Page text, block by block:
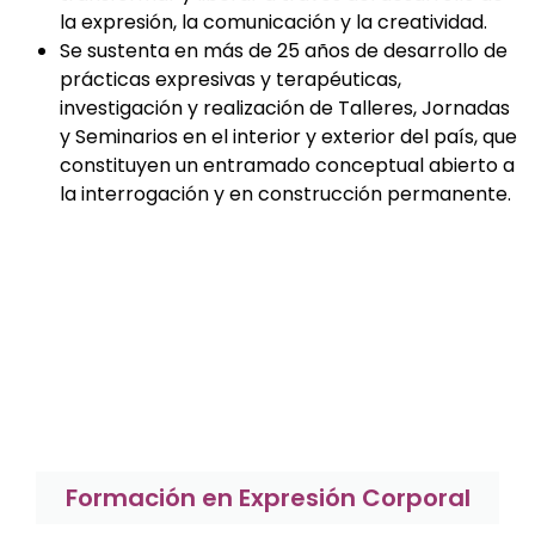
la expresión, la comunicación y la creatividad.
Se sustenta en más de 25 años de desarrollo de
prácticas expresivas y terapéuticas,
investigación y realización de Talleres, Jornadas
y Seminarios en el interior y exterior del país, que
constituyen un entramado conceptual abierto a
la interrogación y en construcción permanente.
Formación en Expresión Corporal